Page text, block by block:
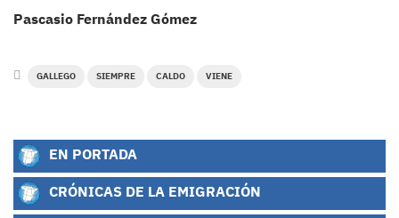
Pascasio Fernández Gómez
GALLEGO SIEMPRE CALDO VIENE
EN PORTADA
CRÓNICAS DE LA EMIGRACIÓN